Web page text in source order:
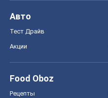
Авто
Тест Драйв
Акции
Food Oboz
Рецепты